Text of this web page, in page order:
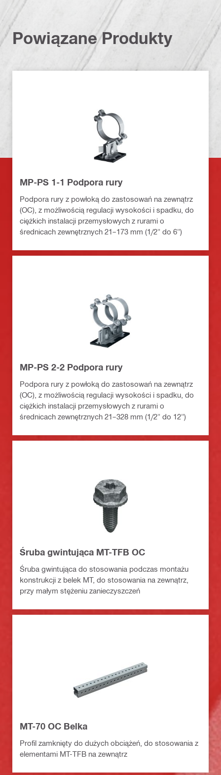
Powiązane Produkty
MP-PS 1-1 Podpora rury
Podpora rury z powłoką do zastosowań na zewnątrz
(OC), z możliwością regulacji wysokości i spadku, do
ciężkich instalacji przemysłowych z rurami o
średnicach zewnętrznych 21–173 mm (1/2" do 6")
MP-PS 2-2 Podpora rury
Podpora rury z powłoką do zastosowań na zewnątrz
(OC), z możliwością regulacji wysokości i spadku, do
ciężkich instalacji przemysłowych z rurami o
średnicach zewnętrznych 21–328 mm (1/2" do 12")
Śruba gwintująca MT-TFB OC
Śruba gwintująca do stosowania podczas montażu
konstrukcji z belek MT, do stosowania na zewnątrz,
przy małym stężeniu zanieczyszczeń
MT-70 OC Belka
Profil zamknięty do dużych obciążeń, do stosowania z
elementami MT-TFB na zewnątrz